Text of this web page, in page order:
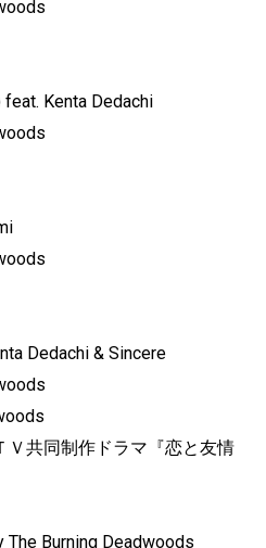
feat. Kenta Dedachi
Dedachi & Sincere
Ｖ共同制作ドラマ『恋と友情
The Burning Deadwoods